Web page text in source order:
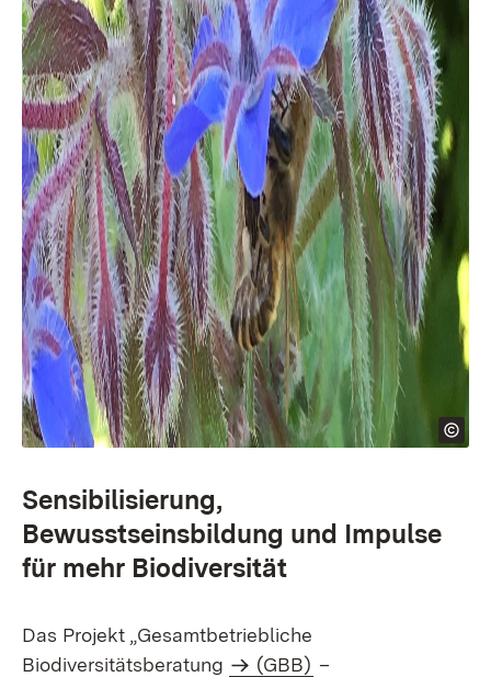
Sensibilisierung,
Bewusstseinsbildung und Impulse
für mehr Biodiversität
Das Projekt „Gesamtbetriebliche
Biodiversitätsberatung
(GBB) –